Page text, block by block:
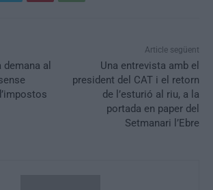
al
Article següent
Una entrevista amb el
president del CAT i el retorn
de l’esturió al riu, a la
portada en paper del
Setmanari l’Ebre